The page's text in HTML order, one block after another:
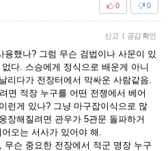
0
0
신고 | 공감 확인
했나? 그럼 무슨 검법이나 사문이 있
다. 스승에게 정식으로 배운게 아니
리다가 전장터에서 막싸운 사람같음.
면 적장 누구를 어떤 전쟁에서 베어
런게 있나? 그냥 마구잡이식으로 많
장해질려면 관우가 5관문 돌파하거
오는 서사가 있어야 해.
무슨 중요한 전장에서 적군 명장 누구